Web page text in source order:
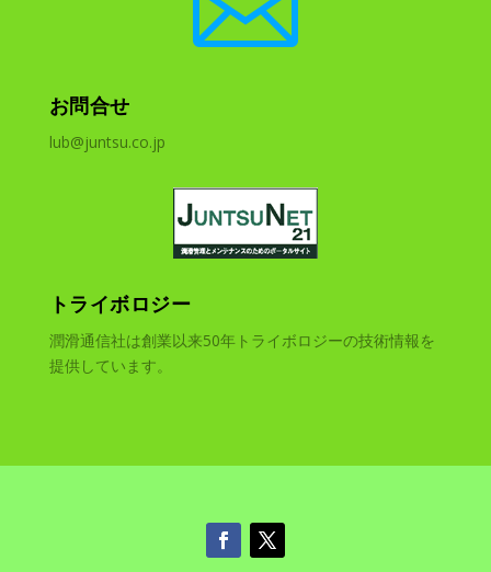
お問合せ
lub@juntsu.co.jp
トライボロジー
潤滑通信社は創業以来50年トライボロジーの技術情報を
提供しています。